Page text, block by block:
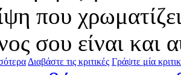
που
σου είναι και
Διαβάστε τις κριτικές Γράψτε μία